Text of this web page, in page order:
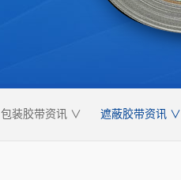
包装胶带资讯 ∨ 遮蔽胶带资讯 ∨